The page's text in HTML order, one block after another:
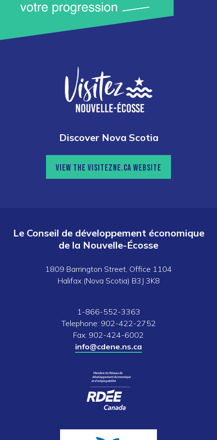
Discover Nova Scotia
VIEW THE VISITEZNE.CA WEBSITE
Le Conseil de développement économique
de la Nouvelle-Écosse
1809 Barrington Street, Office 1104
Halifax (Nova Scotia) B3J 3K8
1-866-552-3363
Telephone: 902-422-2752
Fax: 902-424-6002
info@cdene.ns.ca